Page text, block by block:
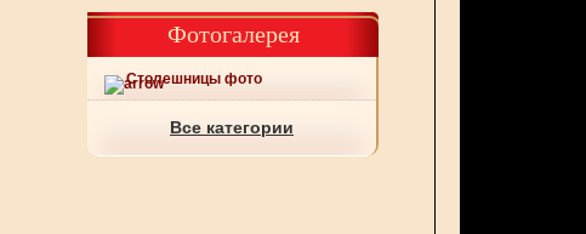
Фотогалерея
Столешницы фото
Все категории